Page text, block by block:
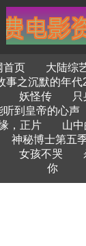
首页
大陆综
事之沉默的年代
妖怪传
听到皇帝的心声
，正片 山
神秘博士第五
女孩不哭
你